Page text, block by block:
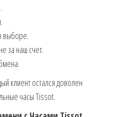
выборе.
за наш счет.
клиент остался доволен
часы Tissot.